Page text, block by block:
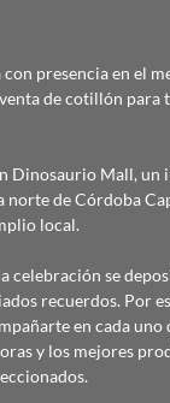
con presencia en el
de cotillón para
Dinosaurio Mall,
norte de Córdoba
local.
celebración se
recuerdos. Por
en cada uno
y los mejores